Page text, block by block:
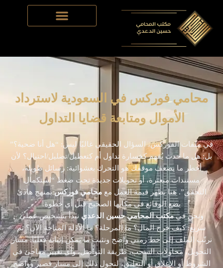
Skip
محامي فوركس في السعودية لاسترداد
الأموال ومتابعة قضايا التداول
في ملفات الفوركس، السؤال الحقيقي غالبًا ليس: “هل أنا ضحية؟”
بل: هل ما حدث يُفهم كخسارة تداول أم كتعطيل/تضليل/احتيال؟ لأن
أخطر ما يضعف موقفك هو التحرك بعشوائية: رسائل طويلة،
مستندات مبعثرة، أو تحويلات جديدة تحت ضغط “استكمال
التحقق”. هنا تظهر قيمة العمل معمحامي فوركسبمنهج هادئ
يضع الوقائع في مكانها الصحيح قبل أي خطوة.
ونحن فيمكتب المحامي حسين الدعدي نبدأ بتشخيص عملي
سريع: كيف خرج المال؟ ما المرحلة؟ ما الأدلة المتاحة الآن؟ ثم
نرتّب الملف إلى خط زمني واضح ونثبت ما يمكن إثباته فعليًا: مسار
التحويل، محاولات السحب، طريقة التواصل، وأي تغيير مفاجئ في
الشروط أو الإغلاق أو التعليق، لنحول ذلك إلى مسار قصير وواضح